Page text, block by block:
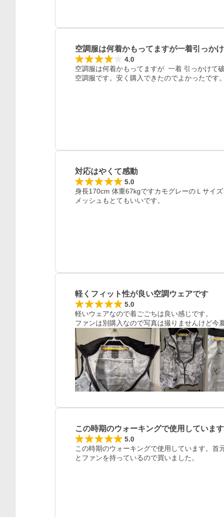
空調服は何着かもってますが一着引っか
4.0
空調服は何着かもってますが  一着 引っかけて
空調服です。安く購入できたのでよかったです。
対応はやくて感動
5.0
身長170cm 体重67kgですカモグレーのＬサイ
軽くフィット性が良い空調ウェアです
5.0
軽いウェアなので着ごごちは良い感じです。
この時期のウォーキングで使用していま
5.0
この時期のウォーキングで使用しています。
とファンを持っているので買いました。